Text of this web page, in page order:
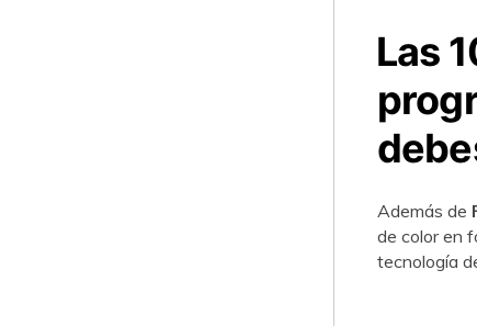
󠀰Las
󠀰Además de
de color en
tecnología